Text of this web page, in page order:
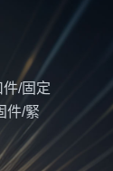
/固定
件/緊